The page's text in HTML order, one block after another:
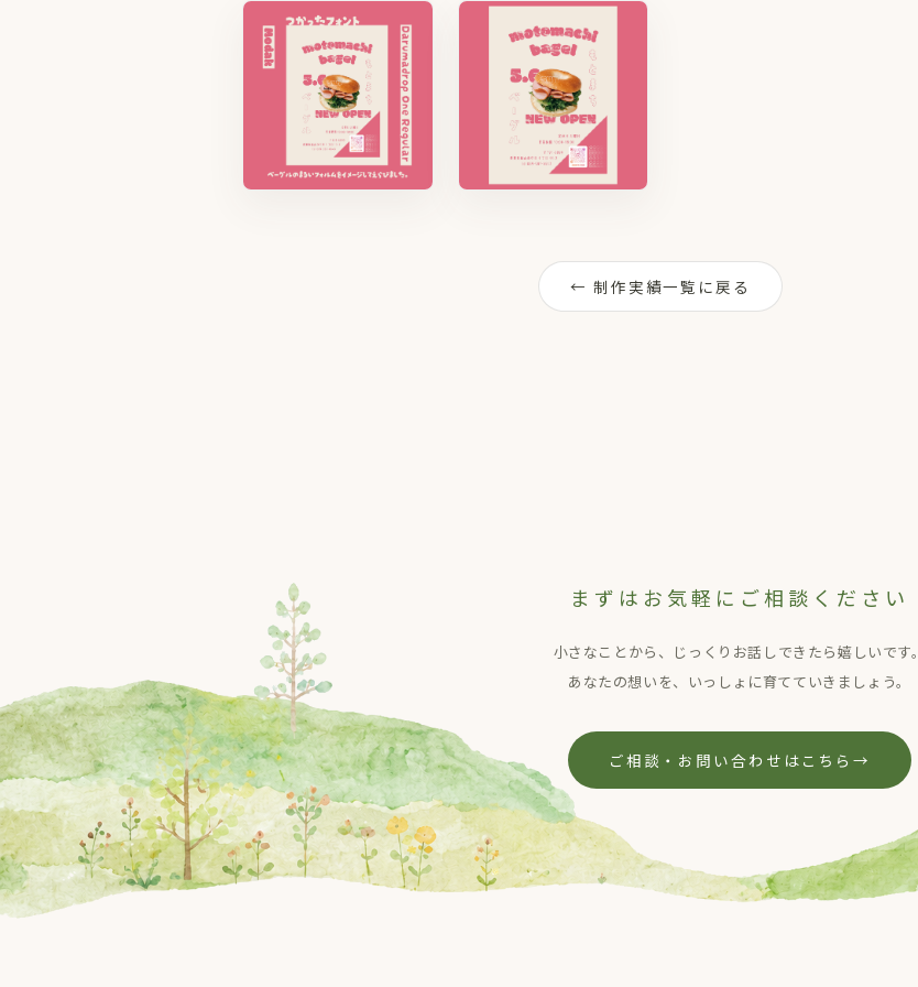
← 制作実績一覧に戻る
まずはお気軽にご相談ください
小さなことから、じっくりお話しできたら嬉しいです。
あなたの想いを、いっしょに育てていきましょう。
ご相談・お問い合わせはこちら→